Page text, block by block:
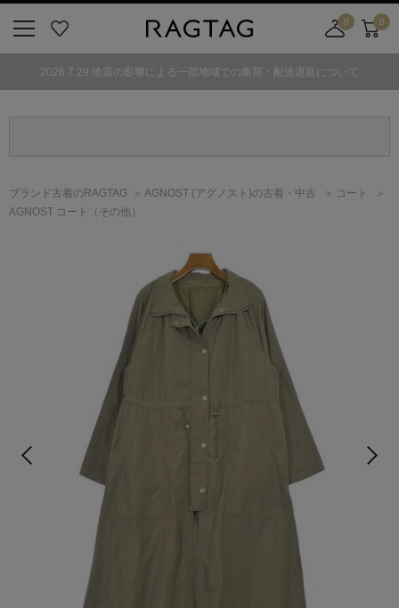
気
0
舗
カ
ト
0
2026.7.29 地震の影響による一部地域での集荷・配送遅延について
ブランド古着のRAGTAG AGNOST (アグノスト)の古着・中古
コート
AGNOST コート（その他）